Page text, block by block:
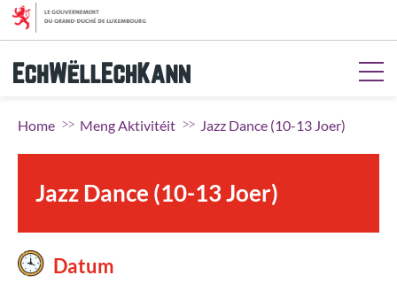
Gitt op de Menü
Gitt op d'Sich
Home Meng Aktivitéit Jazz Dance (10-13 Joer)
Jazz Dance (10-13 Joer)
Datum